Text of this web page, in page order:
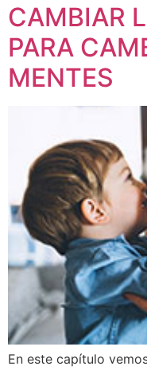
CAMBIAR
PARA
MENTES
En este capítulo